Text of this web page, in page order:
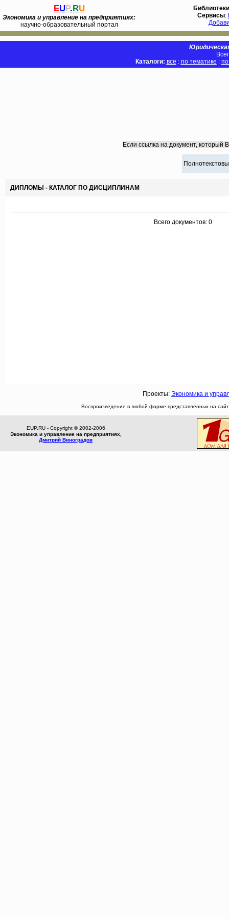
EUP.RU
Экономика и управление на предприятиях:
научно-образовательный портал
Библиотеки
Сервисы:
Каталоги: все : по тематике :
Если ссылка на документ, который
ДИПЛОМЫ - КАТАЛОГ ПО ДИСЦИПЛИНАМ
Всего документов: 0
Проекты: Экономика и
Воспроизведение в любой форме представленных на
EUP.RU - Copyright © 2002-2006
Экономика и управление на предприятиях,
Дмитрий Виноградов